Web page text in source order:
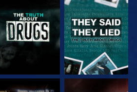
СМОТРЕТЬ СМОТРЕТЬ